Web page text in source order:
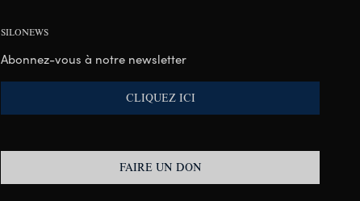
SILONEWS
Abonnez-vous à notre newsletter
CLIQUEZ ICI
FAIRE UN DON